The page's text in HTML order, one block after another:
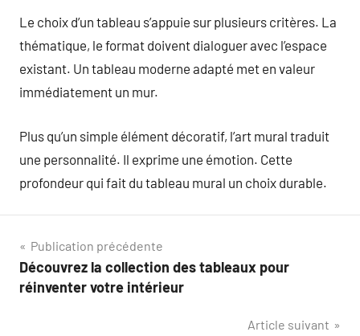
Le choix d’un tableau s’appuie sur plusieurs critères. La
thématique, le format doivent dialoguer avec l’espace
existant. Un tableau moderne adapté met en valeur
immédiatement un mur.
Plus qu’un simple élément décoratif, l’art mural traduit
une personnalité. Il exprime une émotion. Cette
profondeur qui fait du tableau mural un choix durable.
Navigation
de
Publication précédente
Découvrez la collection des tableaux pour
réinventer votre intérieur
Article suivant